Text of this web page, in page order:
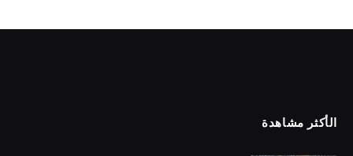
الأكثر مشاهدة